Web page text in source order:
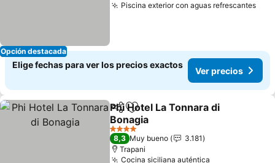
Opción destacada
Piscina exterior con aguas refrescantesVer
Elige fechas para ver los precios exactos
Ver precios
CompartirAgregar a favoritos
Phi Hotel La Tonnara di
Bonagia
Ver precios
4 Estrellas
8,3 Muy bueno
3.181
Trapani
Cocina siciliana auténtica